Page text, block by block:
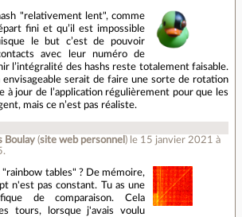
"relativement lent", comme
fini et qu’il est impossible
le but c’est de pouvoir
avec leur numéro de
l’intégralité des hashs reste totalement faisable.
envisageable serait de faire une sorte de rotation
à jour de l’application régulièrement pour que les
mais ce n’est pas réaliste.
Boulay(site web personnel ) le 15 janvier 2021 à
.
"rainbow tables" ? De mémoire,
n'est pas constant. Tu as une
de comparaison. Cela
tours, lorsque j'avais voulu